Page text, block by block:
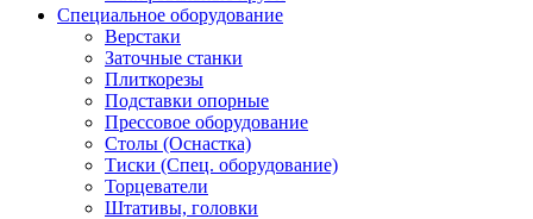
Специальное оборудование
Верстаки
Заточные станки
Плиткорезы
Подставки опорные
Прессовое оборудование
Столы (Оснастка)
Тиски (Спец. оборудование)
Торцеватели
Штативы, головки